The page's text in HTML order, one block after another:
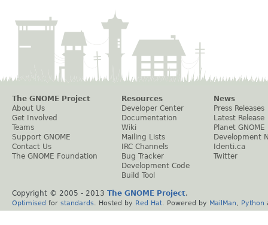
The GNOME Project
About Us
Get Involved
Teams
Support GNOME
Contact Us
The GNOME Foundation
Resources
Developer Center
Documentation
Wiki
Mailing Lists
IRC Channels
Bug Tracker
Development Code
Build Tool
News
Press Releases
Latest Release
Planet GNOME
Development
Identi.ca
Twitter
Copyright © 2005 - 2013 The GNOME Project.
Optimised for standards . Hosted by Red Hat . Powered by MailMan Python